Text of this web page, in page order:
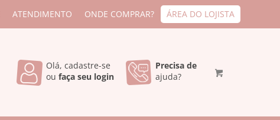
ATENDIMENTO ONDE COMPRAR? ÁREA DO LOJISTA
Olá, cadastre-se
ou faça seu login
Precisa de
ajuda?